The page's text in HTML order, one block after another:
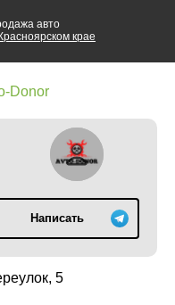
авто
Красноярском крае
Donor
Написать
5